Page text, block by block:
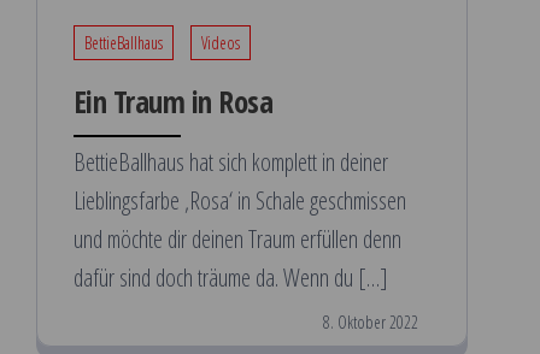
BettieBallhaus Videos
Ein Traum in Rosa
BettieBallhaus hat sich komplett in deiner
Lieblingsfarbe ‚Rosa‘ in Schale geschmissen
und möchte dir deinen Traum erfüllen denn
dafür sind doch träume da. Wenn du […]
8. Oktober 2022